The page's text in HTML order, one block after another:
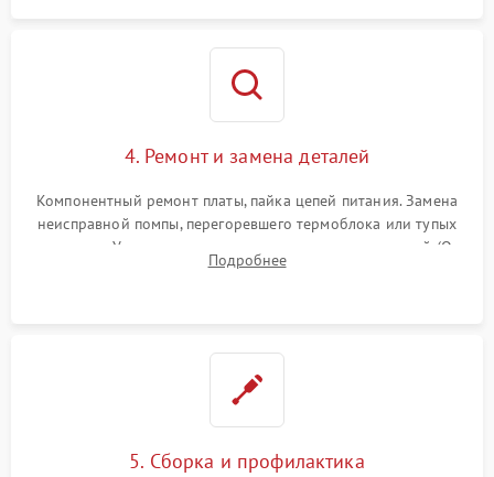
4. Ремонт и замена деталей
Компонентный ремонт платы, пайка цепей питания. Замена
неисправной помпы, перегоревшего термоблока или тупых
жерновов. Установка новых силиконовых уплотнителей (O-
ring) и тефлоновых трубок для надежного устранения
Подробнее
5. Сборка и профилактика